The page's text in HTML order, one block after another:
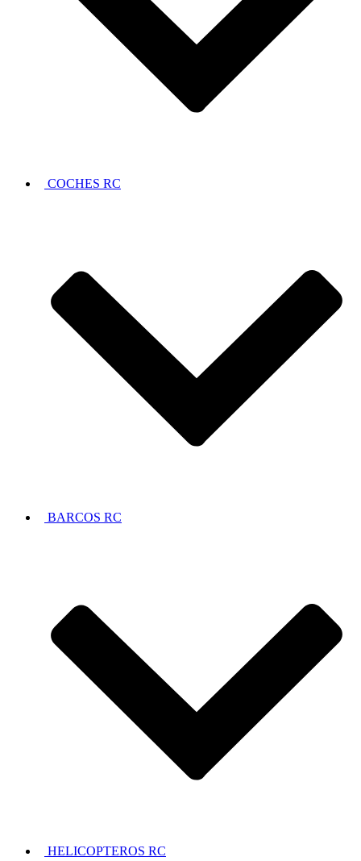
COCHES RC
BARCOS RC
HELICOPTEROS RC